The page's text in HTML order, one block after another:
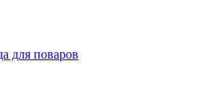
для поваров